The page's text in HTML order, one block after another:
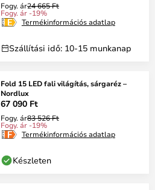
Fogy. ár24 665 Ft
Fogy. ár -19%
Termékinformációs adatlap
Szállítási idő: 10-15 munkanap
Fold 15 LED fali világítás, sárgaréz –
Nordlux
67 090 Ft
Fogy. ár83 526 Ft
Fogy. ár -19%
Termékinformációs adatlap
Készleten